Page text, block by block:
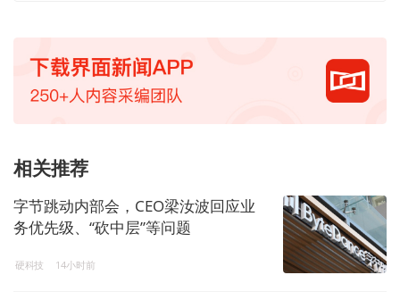
相关推荐
字节跳动内部会，CEO梁汝波回应业
务优先级、“砍中层”等问题
硬科技 14小时前